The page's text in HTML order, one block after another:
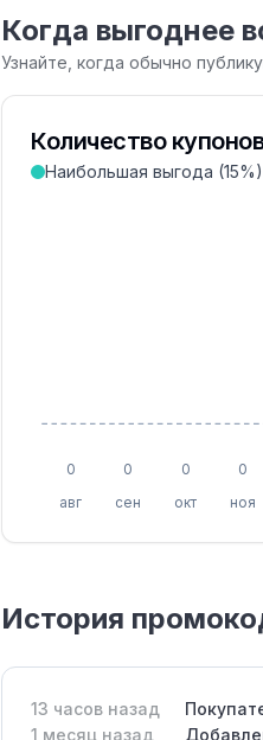
Когда выгоднее
Узнайте, когда обычно
Количество
Наибольшая выгода (15%)
0
авг
0
сен
0
окт
0
ноя
История
13 часов назад
1 месяц назад